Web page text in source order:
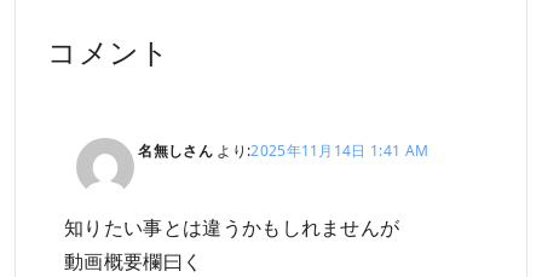
コメント
名無しさん より:2025年11月14日 1:41 AM
知りたい事とは違うかもしれませんが
動画概要欄曰く